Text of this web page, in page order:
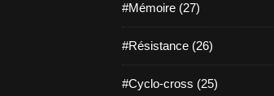
#Mémoire (27)
#Résistance (26)
#Cyclo-cross (25)